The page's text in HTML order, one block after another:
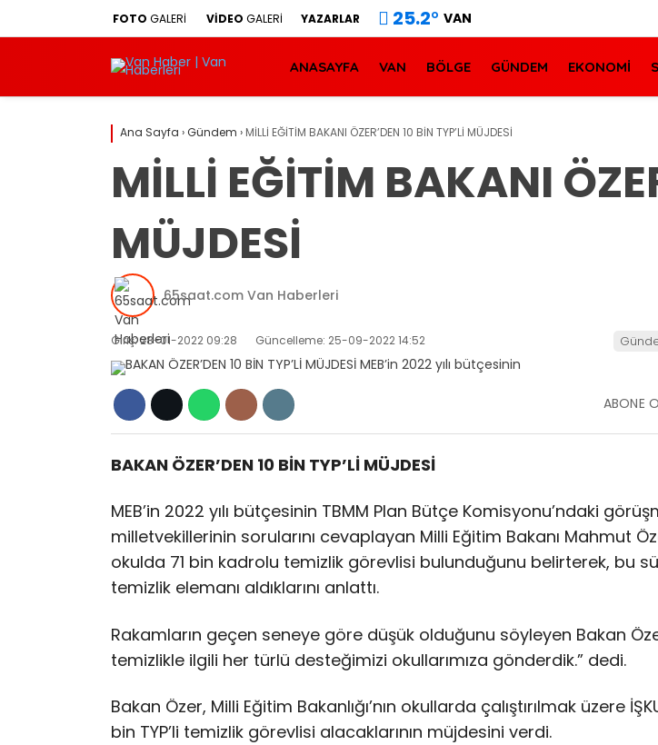
FOTO GALERİ VİDEO GALERİ YAZARLAR 25.2° VAN
ANASAYFA VAN BÖLGE GÜNDEM EKONOMİ
Ana Sayfa ›Gündem › MİLLİ EĞİTİM BAKANI ÖZER’DEN 10 BİN TYP’Lİ MÜJDESİ
MİLLİ EĞİTİM BAKANI
MÜJDESİ
65saat.com Van Haberleri
Giriş: 28-01-2022 09:28 Güncelleme: 25-09-2022 14:52
ABONE
BAKAN ÖZER’DEN 10 BİN TYP’Lİ MÜJDESİ
MEB’in 2022 yılı bütçesinin TBMM Plan Bütçe Komisyonu’ndaki
milletvekillerinin sorularını cevaplayan Milli Eğitim Bakanı Mahmut
okulda 71 bin kadrolu temizlik görevlisi bulunduğunu belirterek, bu
temizlik elemanı aldıklarını anlattı.
Rakamların geçen seneye göre düşük olduğunu söyleyen Bakan
temizlikle ilgili her türlü desteğimizi okullarımıza gönderdik.” dedi.
Bakan Özer, Milli Eğitim Bakanlığı’nın okullarda çalıştırılmak üzere
bin TYP’li temizlik görevlisi alacaklarının müjdesini verdi.